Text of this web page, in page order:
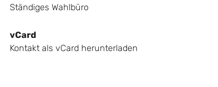
Ständiges Wahlbüro
vCard
Kontakt als vCard herunterladen